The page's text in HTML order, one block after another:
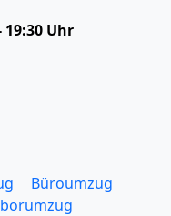
19:30 Uhr
Büroumzug